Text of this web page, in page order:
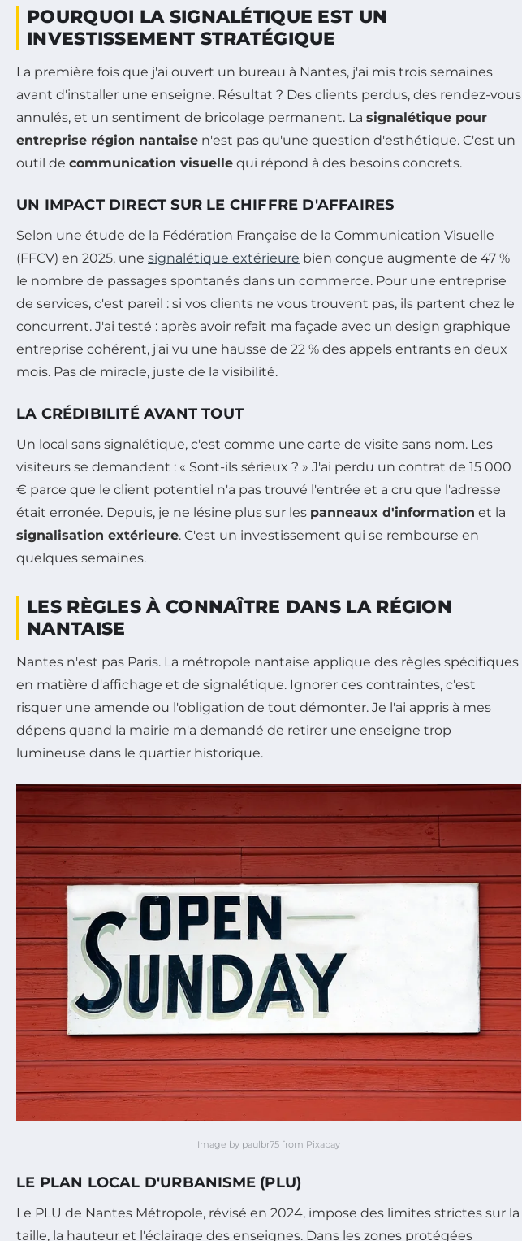
POURQUOI LA SIGNALÉTIQUE EST UN
INVESTISSEMENT STRATÉGIQUE
La première fois que j'ai ouvert un bureau à Nantes, j'ai mis trois semaines
avant d'installer une enseigne. Résultat ? Des clients perdus, des rendez-vous
annulés, et un sentiment de bricolage permanent. La signalétique pour
entreprise région nantaise n'est pas qu'une question d'esthétique. C'est un
outil de communication visuelle qui répond à des besoins concrets.
UN IMPACT DIRECT SUR LE CHIFFRE D'AFFAIRES
Selon une étude de la Fédération Française de la Communication Visuelle
(FFCV) en 2025, une signalétique extérieure bien conçue augmente de 47 %
le nombre de passages spontanés dans un commerce. Pour une entreprise
de services, c'est pareil : si vos clients ne vous trouvent pas, ils partent chez le
concurrent. J'ai testé : après avoir refait ma façade avec un design graphique
entreprise cohérent, j'ai vu une hausse de 22 % des appels entrants en deux
mois. Pas de miracle, juste de la visibilité.
LA CRÉDIBILITÉ AVANT TOUT
Un local sans signalétique, c'est comme une carte de visite sans nom. Les
visiteurs se demandent : « Sont-ils sérieux ? » J'ai perdu un contrat de 15 000
€ parce que le client potentiel n'a pas trouvé l'entrée et a cru que l'adresse
était erronée. Depuis, je ne lésine plus sur les panneaux d'information et la
signalisation extérieure. C'est un investissement qui se rembourse en
quelques semaines.
LES RÈGLES À CONNAÎTRE DANS LA RÉGION
NANTAISE
Nantes n'est pas Paris. La métropole nantaise applique des règles spécifiques
en matière d'affichage et de signalétique. Ignorer ces contraintes, c'est
risquer une amende ou l'obligation de tout démonter. Je l'ai appris à mes
dépens quand la mairie m'a demandé de retirer une enseigne trop
lumineuse dans le quartier historique.
Image by paulbr75 from Pixabay
LE PLAN LOCAL D'URBANISME (PLU)
Le PLU de Nantes Métropole, révisé en 2024, impose des limites strictes sur la
taille, la hauteur et l'éclairage des enseignes. Dans les zones protégées